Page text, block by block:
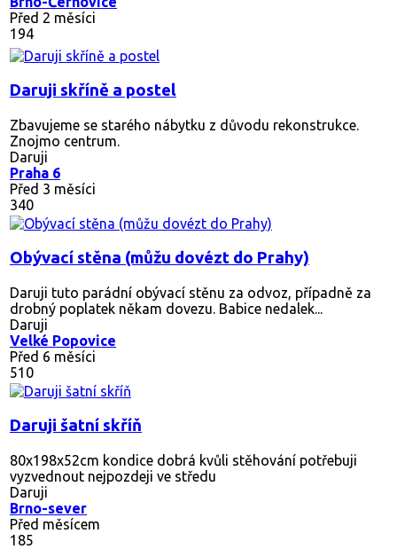
Před 2 měsíci
194
Daruji skříně a postel
Zbavujeme se starého nábytku z důvodu rekonstrukce.
Znojmo centrum.
Daruji
Praha 6
Před 3 měsíci
340
Obývací stěna (můžu dovézt do Prahy)
Daruji tuto parádní obývací stěnu za odvoz, případně za
drobný poplatek někam dovezu. Babice nedalek...
Daruji
Velké Popovice
Před 6 měsíci
510
Daruji šatní skříň
80x198x52cm kondice dobrá kvůli stěhování potřebuji
vyzvednout nejpozdeji ve středu
Daruji
Brno-sever
Před měsícem
185